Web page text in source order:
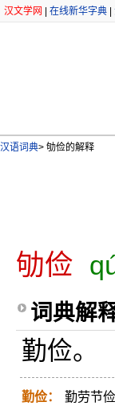
汉文学网 在线新华字典
汉语词典> 劬俭的解释
劬俭
词典解
勤俭。
勤俭： 勤劳节俭